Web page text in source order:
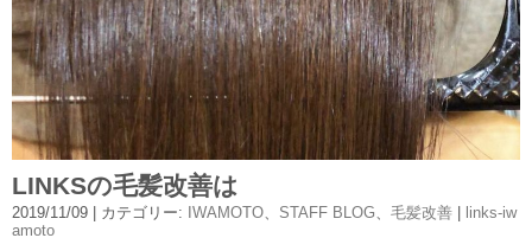
LINKSの毛髪改善は
2019/11/09 | カテゴリー: IWAMOTO、 STAFF BLOG、 毛髪改善
links-iw
amoto